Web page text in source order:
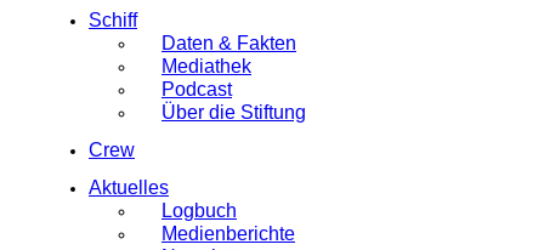
Schiff
Daten & Fakten
Mediathek
Podcast
Über die Stiftung
Crew
Aktuelles
Logbuch
Medienberichte